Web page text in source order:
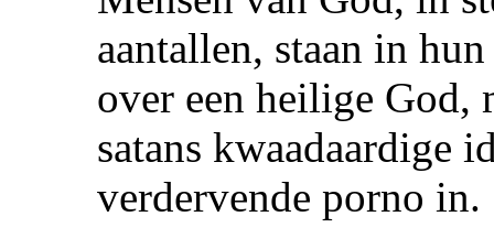
aantallen, staan in
over een heilige God,
satans kwaadaardige
verdervende porno in.